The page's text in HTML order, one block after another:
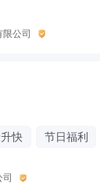
公司
快 节日福利